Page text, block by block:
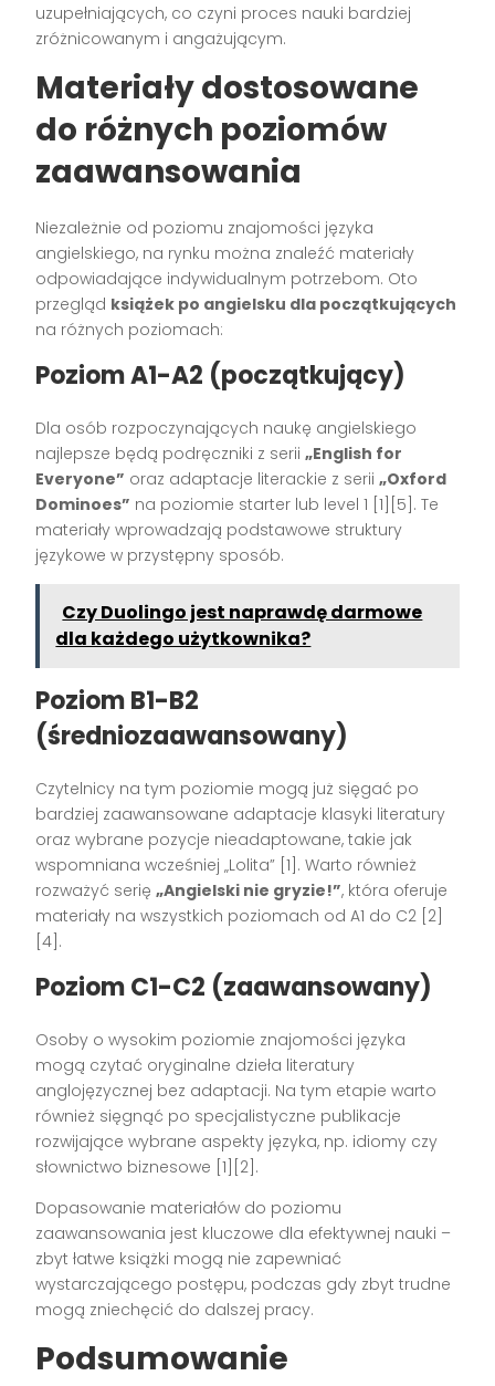
uzupełniających, co czyni proces nauki bardziej
zróżnicowanym i angażującym.
Materiały dostosowane
do różnych poziomów
zaawansowania
Niezależnie od poziomu znajomości języka
angielskiego, na rynku można znaleźć materiały
odpowiadające indywidualnym potrzebom. Oto
przegląd książek po angielsku dla początkujących
na różnych poziomach:
Poziom A1-A2 (początkujący)
Dla osób rozpoczynających naukę angielskiego
najlepsze będą podręczniki z serii„English for
Everyone” oraz adaptacje literackie z serii„Oxford
Dominoes” na poziomie starter lub level 1 [1][5]. Te
materiały wprowadzają podstawowe struktury
językowe w przystępny sposób.
Czy Duolingo jest naprawdę darmowe
dla każdego użytkownika?
Poziom B1-B2
(średniozaawansowany)
Czytelnicy na tym poziomie mogą już sięgać po
bardziej zaawansowane adaptacje klasyki literatury
oraz wybrane pozycje nieadaptowane, takie jak
wspomniana wcześniej „Lolita” [1]. Warto również
rozważyć serię„Angielski nie gryzie!”, która oferuje
materiały na wszystkich poziomach od A1 do C2 [2]
[4].
Poziom C1-C2 (zaawansowany)
Osoby o wysokim poziomie znajomości języka
mogą czytać oryginalne dzieła literatury
anglojęzycznej bez adaptacji. Na tym etapie warto
również sięgnąć po specjalistyczne publikacje
rozwijające wybrane aspekty języka, np. idiomy czy
słownictwo biznesowe [1][2].
Dopasowanie materiałów do poziomu
zaawansowania jest kluczowe dla efektywnej nauki –
zbyt łatwe książki mogą nie zapewniać
wystarczającego postępu, podczas gdy zbyt trudne
mogą zniechęcić do dalszej pracy.
Podsumowanie